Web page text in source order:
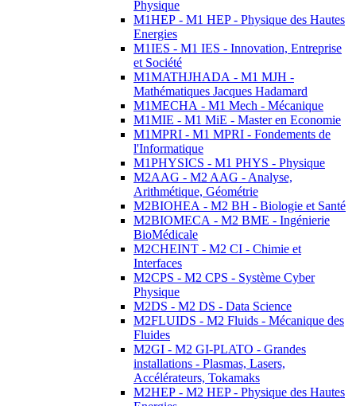
Physique
M1HEP - M1 HEP - Physique des Hautes
Energies
M1IES - M1 IES - Innovation, Entreprise
et Société
M1MATHJHADA - M1 MJH -
Mathématiques Jacques Hadamard
M1MECHA - M1 Mech - Mécanique
M1MIE - M1 MiE - Master en Economie
M1MPRI - M1 MPRI - Fondements de
l'Informatique
M1PHYSICS - M1 PHYS - Physique
M2AAG - M2 AAG - Analyse,
Arithmétique, Géométrie
M2BIOHEA - M2 BH - Biologie et Santé
M2BIOMECA - M2 BME - Ingénierie
BioMédicale
M2CHEINT - M2 CI - Chimie et
Interfaces
M2CPS - M2 CPS - Système Cyber
Physique
M2DS - M2 DS - Data Science
M2FLUIDS - M2 Fluids - Mécanique des
Fluides
M2GI - M2 GI-PLATO - Grandes
installations - Plasmas, Lasers,
Accélérateurs, Tokamaks
M2HEP - M2 HEP - Physique des Hautes